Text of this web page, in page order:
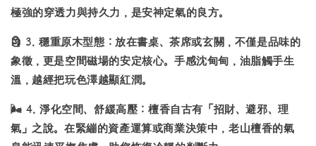
極強的穿透力與持久力，是安神定氣的良方。
🗿 3. 穩重原木型態：放在書桌、茶席或玄關，不僅是品味的
象徵，更是空間磁場的安定核心。手感沈甸甸，油脂觸手生
溫，越經把玩色澤越顯紅潤。
🌬️4. 淨化空間、舒緩高壓：檀香自古有「招財、避邪、理
氣」之說。在緊繃的資產運算或商業決策中，老山檀香的氣